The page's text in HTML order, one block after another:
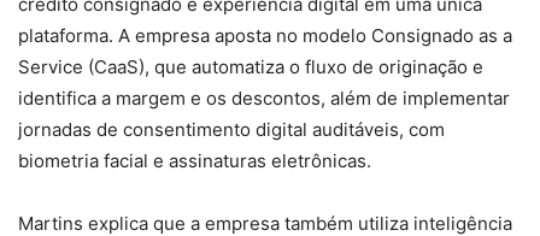
plataforma. A empresa aposta no modelo Consignado as a
Service (CaaS), que automatiza o fluxo de originação e
identifica a margem e os descontos, além de implementar
jornadas de consentimento digital auditáveis, com
biometria facial e assinaturas eletrônicas.
Martins explica que a empresa também utiliza inteligência